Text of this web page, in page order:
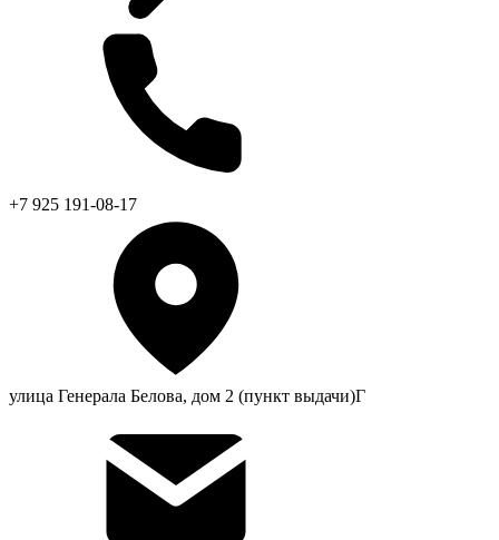
+7 925 191-08-17
улица Генерала Белова, дом 2 (пункт выдачи)Г